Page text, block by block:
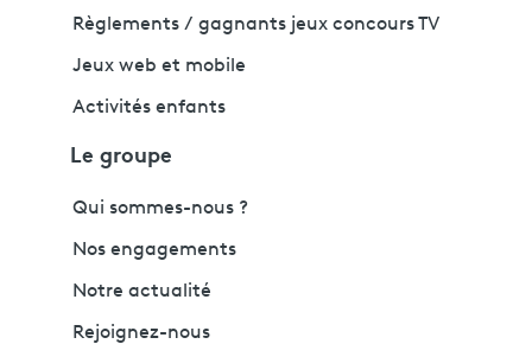
Règlements / gagnants jeux concours TV
Jeux web et mobile
Activités enfants
Le groupe
Qui sommes-nous ?
Nos engagements
Notre actualité
Rejoignez-nous